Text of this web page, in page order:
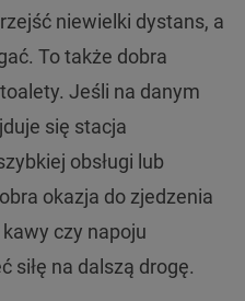
niewielki dystans, a
To także dobra
Jeśli na danym
się stacja
obsługi lub
okazja do zjedzenia
kawy czy napoju
siłę na dalszą drogę.